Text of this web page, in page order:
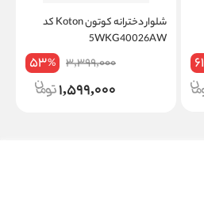
61
شلوار دخترانه کوتون Koton کد
5WKG40026AW
3,399,000
53%
1,599,000